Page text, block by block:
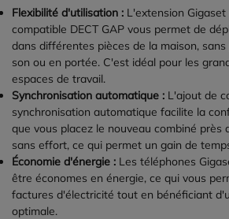
Flexibilité d'utilisation : L'extension
compatible DECT GAP vous permet de
dans différentes pièces de la maison,
son ou en portée. C'est idéal pour les
espaces de travail.
Synchronisation automatique : L'ajout de
synchronisation automatique facilite la
que vous placez le nouveau combiné près
sans effort, ce qui permet un gain de
Économie d'énergie : Les téléphones
être économes en énergie, ce qui vous
factures d'électricité tout en bénéficiant
optimale.